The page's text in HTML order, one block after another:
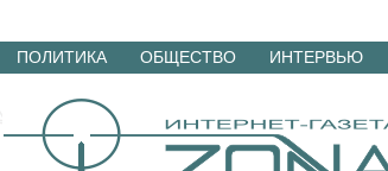
Перейти
материалам
ПОЛИТИКА ОБЩЕСТВО ИНТЕРВЬЮ